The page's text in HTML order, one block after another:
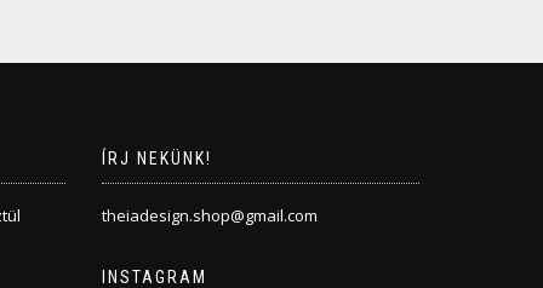
ÍRJ NEKÜNK!
theiadesign.shop@gmail.com
INSTAGRAM